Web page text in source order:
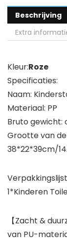
Beschrijving
Extra
Kleur:Roze
Specificaties:
Naam:
Materiaal: PP
Bruto gewicht:
Grootte van
38*22*39cm/
Verpakkingslijst
1*Kinderen
【Zacht &
van PU-